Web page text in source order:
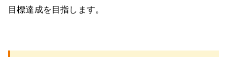
目標達成を目指します。